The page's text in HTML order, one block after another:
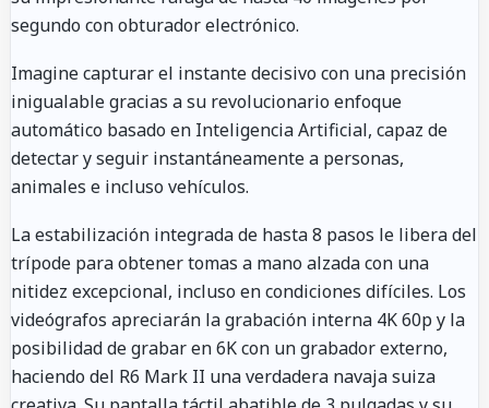
segundo con obturador electrónico.
Imagine capturar el instante decisivo con una precisión
inigualable gracias a su revolucionario enfoque
automático basado en Inteligencia Artificial, capaz de
detectar y seguir instantáneamente a personas,
animales e incluso vehículos.
La estabilización integrada de hasta 8 pasos le libera del
trípode para obtener tomas a mano alzada con una
nitidez excepcional, incluso en condiciones difíciles. Los
videógrafos apreciarán la grabación interna 4K 60p y la
posibilidad de grabar en 6K con un grabador externo,
haciendo del R6 Mark II una verdadera navaja suiza